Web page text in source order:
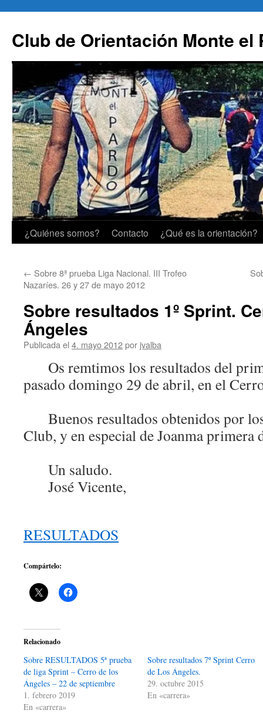
contenido
Club de Orientación Monte el
¿Quiénes somos? Contacto ¿Qué es la orientación?
← Sobre 8ª prueba Liga Nacional. III Trofeo
Nazaríes. 26 y 27 de mayo 2012
Sobre resultados 1º Sprint.
Ángeles
Publicada el 4. mayo 2012por jvalba
Os remtimos los resultados del
pasado domingo 29 de abril, en el
Buenos resultados obtenidos por
Club, y en especial de Joanma primera
Un saludo.
José Vicente,
RESULTADOS
Compártelo:
Relacionado
Sobre RESULTADOS 5ª prueba
de liga Sprint – Cerro de los
Ángeles – 22 de septiembre
1. febrero 2019
En «carrera»
Sobre resultados 7º Sprint Cerro
de Los Ángeles.
29. octubre 2015
En «carrera»